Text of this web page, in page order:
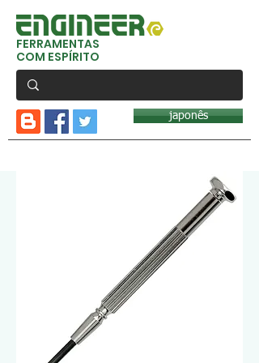
FERRAMENTAS
COM ESPÍRITO
japonês